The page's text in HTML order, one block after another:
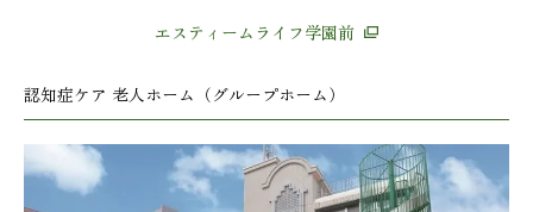
エスティームライフ学園前
認知症ケア 老人ホーム（グループホーム）